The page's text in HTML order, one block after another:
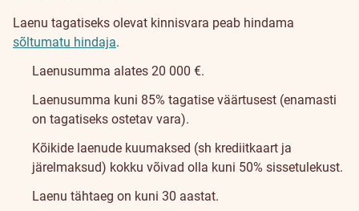
Laenu tagatiseks olevat kinnisvara peab hindama
sõltumatu hindaja.
Laenusumma alates 20 000 €.
Laenusumma kuni 85% tagatise väärtusest (enamasti
on tagatiseks ostetav vara).
Kõikide laenude kuumaksed (sh krediitkaart ja
järelmaksud) kokku võivad olla kuni 50% sissetulekust.
Laenu tähtaeg on kuni 30 aastat.